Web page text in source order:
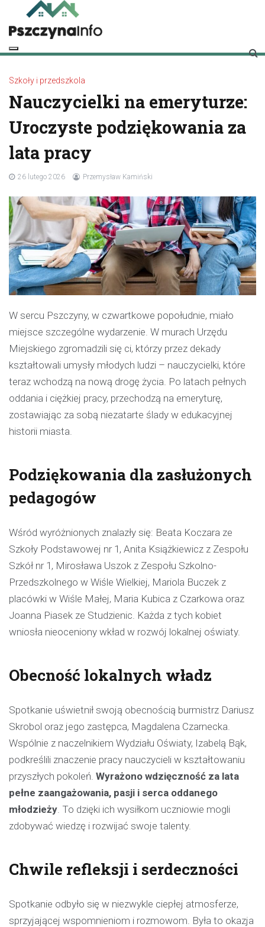
content
pszczynainfo.pl
Twoje źródło informacji o Pszczynie
Szkoły i przedszkola
Nauczycielki na emeryturze:
Uroczyste podziękowania za
lata pracy
26 lutego 2026 Przemysław Kamiński
W sercu Pszczyny, w czwartkowe popołudnie, miało
miejsce szczególne wydarzenie. W murach Urzędu
Miejskiego zgromadzili się ci, którzy przez dekady
kształtowali umysły młodych ludzi – nauczycielki, które
teraz wchodzą na nową drogę życia. Po latach pełnych
oddania i ciężkiej pracy, przechodzą na emeryturę,
zostawiając za sobą niezatarte ślady w edukacyjnej
historii miasta.
Podziękowania dla zasłużonych
pedagogów
Wśród wyróżnionych znalazły się: Beata Koczara ze
Szkoły Podstawowej nr 1, Anita Książkiewicz z Zespołu
Szkół nr 1, Mirosława Uszok z Zespołu Szkolno-
Przedszkolnego w Wiśle Wielkiej, Mariola Buczek z
placówki w Wiśle Małej, Maria Kubica z Czarkowa oraz
Joanna Piasek ze Studzienic. Każda z tych kobiet
wniosła nieoceniony wkład w rozwój lokalnej oświaty.
Obecność lokalnych władz
Spotkanie uświetnił swoją obecnością burmistrz Dariusz
Skrobol oraz jego zastępca, Magdalena Czarnecka.
Wspólnie z naczelnikiem Wydziału Oświaty, Izabelą Bąk,
podkreślili znaczenie pracy nauczycieli w kształtowaniu
przyszłych pokoleń. Wyrażono wdzięczność za lata
pełne zaangażowania, pasji i serca oddanego
młodzieży . To dzięki ich wysiłkom uczniowie mogli
zdobywać wiedzę i rozwijać swoje talenty.
Chwile refleksji i serdeczności
Spotkanie odbyło się w niezwykle ciepłej atmosferze,
sprzyjającej wspomnieniom i rozmowom. Była to okazja